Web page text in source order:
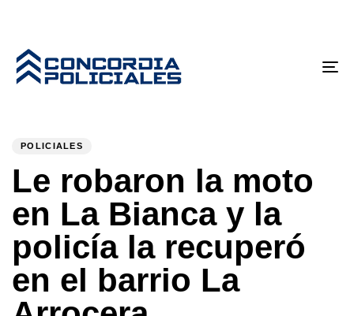
POLICIALES
Le robaron la moto
en La Bianca y la
policía la recuperó
en el barrio La